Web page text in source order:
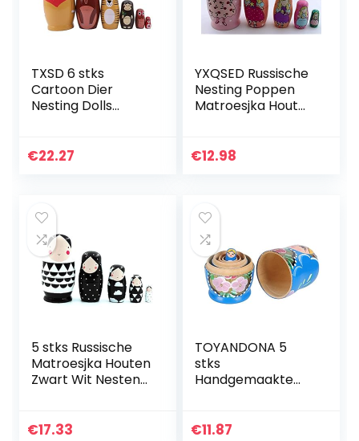
TXSD 6 stks
Cartoon Dier
Nesting Dolls
Handgemaakte
Speelgoed…
€22.27
YXQSED Russische
Nesting Poppen
Matroesjka Hout
Handgemaakte
€12.98
5 stks Russische
Matroesjka Houten
Zwart Wit Nesten
Speelgoed Gift
€17.33
TOYANDONA 5
stks
Handgemaakte
Matroesjka Nesten
€11.87